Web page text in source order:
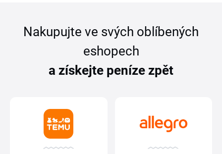
Nakupujte ve svých oblíbených
eshopech
a získejte peníze zpět